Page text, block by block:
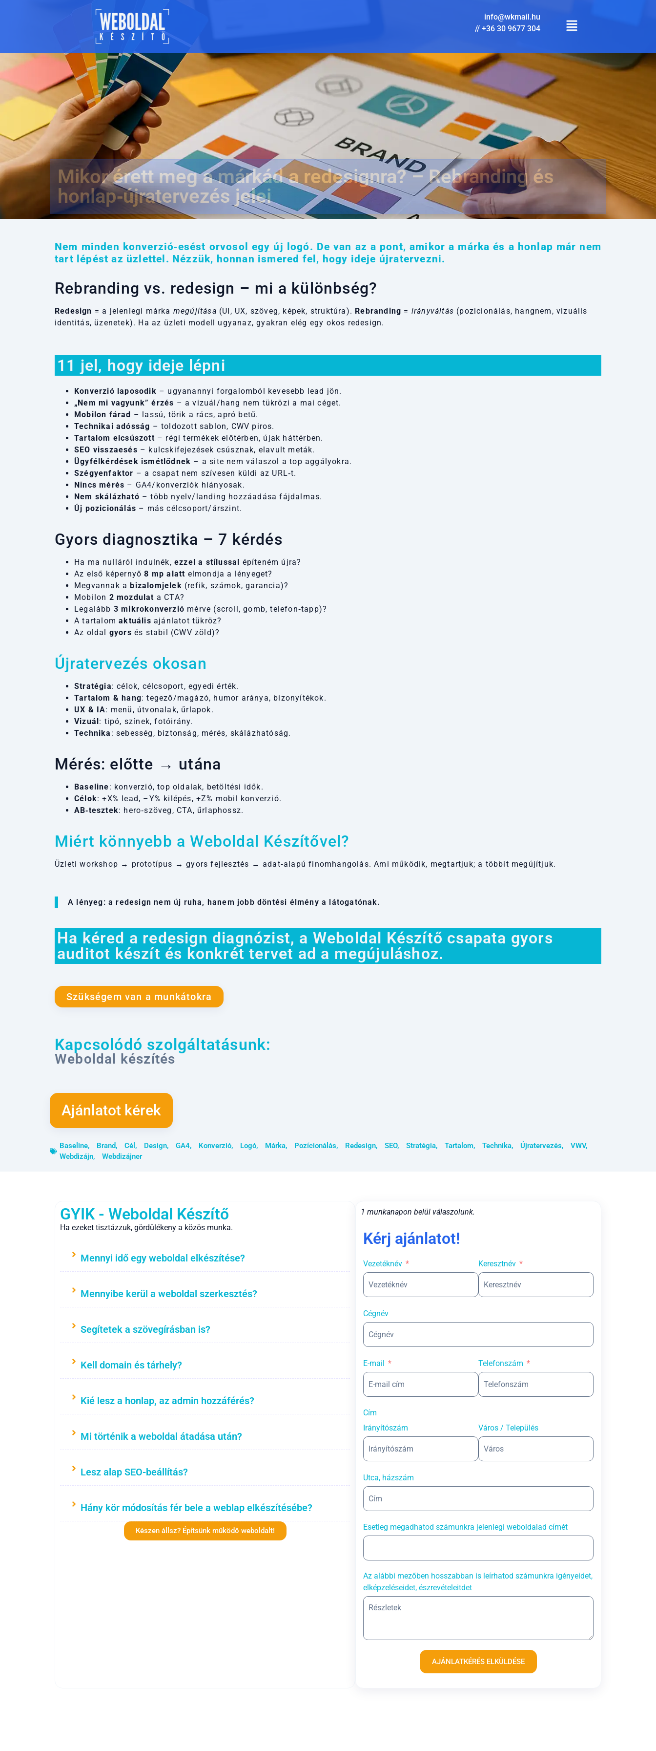
info@wkmail.hu
//+36 30 9677 304
Mikor érett meg a márkád a redesignra? – Rebranding és
honlap‑újratervezés jelei
Nem minden konverzió‑esést orvosol egy új logó. De van az a pont, amikor a márka és a honlap már nem
tart lépést az üzlettel. Nézzük, honnan ismered fel, hogy ideje újratervezni.
Rebranding vs. redesign – mi a különbség?
Redesign = a jelenlegi márka megújítása (UI, UX, szöveg, képek, struktúra). Rebranding = irányváltás (pozicionálás, hangnem, vizuális
identitás, üzenetek). Ha az üzleti modell ugyanaz, gyakran elég egy okos redesign.
11 jel, hogy ideje lépni
Konverzió laposodik – ugyanannyi forgalomból kevesebb lead jön.
„Nem mi vagyunk” érzés – a vizuál/hang nem tükrözi a mai céget.
Mobilon fárad – lassú, törik a rács, apró betű.
Technikai adósság – toldozott sablon, CWV piros.
Tartalom elcsúszott – régi termékek előtérben, újak háttérben.
SEO visszaesés – kulcskifejezések csúsznak, elavult meták.
Ügyfélkérdések ismétlődnek – a site nem válaszol a top aggályokra.
Szégyenfaktor – a csapat nem szívesen küldi az URL‑t.
Nincs mérés – GA4/konverziók hiányosak.
Nem skálázható – több nyelv/landing hozzáadása fájdalmas.
Új pozicionálás – más célcsoport/árszint.
Gyors diagnosztika – 7 kérdés
Ha ma nulláról indulnék, ezzel a stílussal építeném újra?
Az első képernyő8 mp alatt elmondja a lényeget?
Megvannak abizalomjelek (refik, számok, garancia)?
Mobilon 2 mozdulat a CTA?
Legalább 3 mikrokonverzió mérve (scroll, gomb, telefon‑tapp)?
A tartalomaktuális ajánlatot tükröz?
Az oldal gyors és stabil (CWV zöld)?
Újratervezés okosan
Stratégia: célok, célcsoport, egyedi érték.
Tartalom & hang: tegező/magázó, humor aránya, bizonyítékok.
UX & IA: menü, útvonalak, űrlapok.
Vizuál: tipó, színek, fotóirány.
Technika : sebesség, biztonság, mérés, skálázhatóság.
Mérés: előtte → utána
Baseline: konverzió, top oldalak, betöltési idők.
Célok: +X% lead, –Y% kilépés, +Z% mobil konverzió.
AB‑tesztek: hero‑szöveg, CTA, űrlaphossz.
Miért könnyebb aWeboldal Készítővel?
Üzleti workshop → prototípus → gyors fejlesztés → adat‑alapú finomhangolás. Ami működik, megtartjuk; a többit megújítjuk.
A lényeg: a redesign nem új ruha, hanem jobb döntési élmény a látogatónak.
Ha kéred a redesign diagnózist, a Weboldal Készítő csapata gyors
auditot készít és konkrét tervet ad a megújuláshoz.
Szükségem van a munkátokra
Kapcsolódó szolgáltatásunk:
Weboldal készítés
Ajánlatot kérek
Baseline, Brand, Cél , Design, GA4, Konverzió, Logó, Márka, Pozícionálás, Redesign, SEO, Stratégia, Tartalom, Technika, Újratervezés, VWV,
Webdizájn, Webdizájner
GYIK - Weboldal Készítő
Ha ezeket tisztázzuk, gördülékeny a közös munka.
Mennyi idő egy weboldal elkészítése?
Mennyibe kerül a weboldal szerkesztés?
Segítetek a szövegírásban is?
Kell domain és tárhely?
Kié lesz a honlap, az admin hozzáférés?
Mi történik a weboldal átadása után?
Lesz alap SEO-beállítás?
Hány kör módosítás fér bele a weblap elkészítésébe?
Készen állsz? Építsünk működő weboldalt!
1 munkanapon belül válaszolunk.
Kérj ajánlatot!
Vezetéknév Keresztnév
Cégnév
E-mail Telefonszám
Cím
Irányítószám
Város / Település
Utca, házszám
Esetleg megadhatod számunkra jelenlegi weboldalad címét
Az alábbi mezőben hosszabban is leírhatod számunkra igényeidet,
elképzeléseidet, észrevételeitdet
AJÁNLATKÉRÉS ELKÜLDÉSE